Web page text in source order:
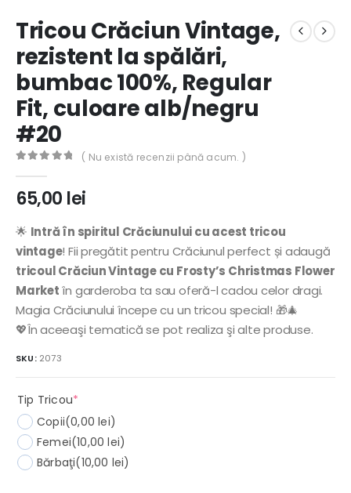
Tricou Crăciun Vintage,
rezistent la spălări,
bumbac 100%, Regular
Fit, culoare alb/negru
#20
( Nu există recenzii până acum. )
65,00 lei
🌟 Intră în spiritul Crăciunului cu acest tricou
vintage! Fii pregătit pentru Crăciunul perfect și adaugă
tricoul Crăciun Vintage cu Frosty’s Christmas Flower
Marketîn garderoba ta sau oferă-l cadou celor dragi.
Magia Crăciunului începe cu un tricou special! 🎁🎄
💖În aceeaşi tematică se pot realiza şi alte produse.
SKU: 2073
Tip Tricou*
Copii(0,00 lei)
Femei(10,00 lei)
Bărbaţi(10,00 lei)